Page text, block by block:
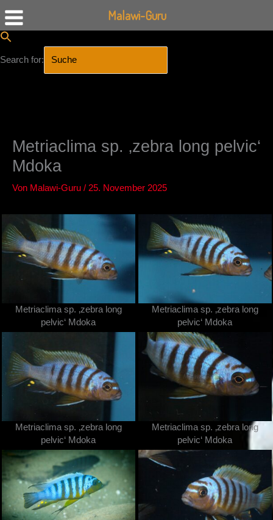
Search for:
Metriaclima sp. ‚zebra long pelvic‘
Mdoka
Von Malawi-Guru / 25. November 2025
Metriaclima sp. ‚zebra long
pelvic‘ Mdoka
Metriaclima sp. ‚zebra long
pelvic‘ Mdoka
Metriaclima sp. ‚zebra long
pelvic‘ Mdoka
Metriaclima sp. ‚zebra long
pelvic‘ Mdoka
Malawi-Guru